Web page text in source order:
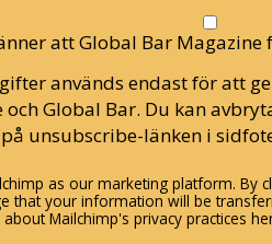
att Global Bar
används endast för att
och Global Bar. Du kan
unsubscribe-länken i
as our marketing platform. By
that your information will be
Mailchimp's privacy practices